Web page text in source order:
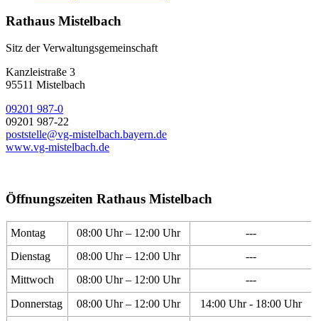
Rathaus Mistelbach
Sitz der Verwaltungsgemeinschaft
Kanzleistraße 3
95511 Mistelbach
09201 987-0
09201 987-22
poststelle@vg-mistelbach.bayern.de
www.vg-mistelbach.de
Öffnungszeiten Rathaus Mistelbach
Montag 08:00 Uhr – 12:00 Uhr
---
Dienstag
08:00 Uhr – 12:00 Uhr
---
Mittwoch
08:00 Uhr – 12:00 Uhr
---
Donnerstag
08:00 Uhr – 12:00 Uhr
14:00 Uhr - 18:00 Uhr